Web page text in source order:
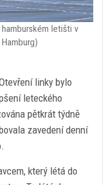
letišti v
linky bylo
leteckého
pětkrát týdně
zavedení denní
který létá do